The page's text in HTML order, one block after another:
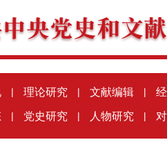
| 理论研究 | 文献编辑 |
| 党史研究 | 人物研究 |